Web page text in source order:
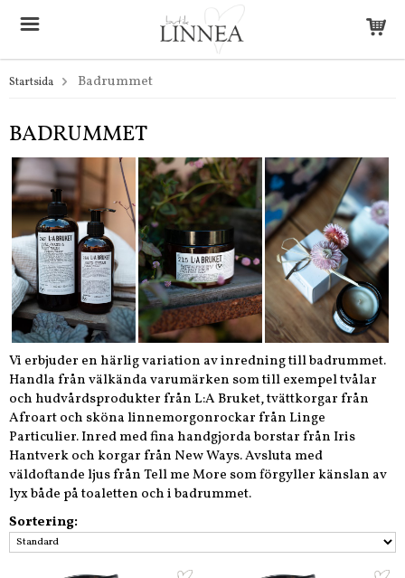
Startsida Badrummet
BADRUMMET
Vi erbjuder en härlig variation av inredning till badrummet.
Handla från välkända varumärken som till exempel tvålar
och hudvårdsprodukter från L:A Bruket, tvättkorgar från
Afroart och sköna linnemorgonrockar från Linge
Particulier. Inred med fina handgjorda borstar från Iris
Hantverk och korgar från New Ways. Avsluta med
väldoftande ljus från Tell me More som förgyller känslan av
lyx både på toaletten och i badrummet.
Sortering: